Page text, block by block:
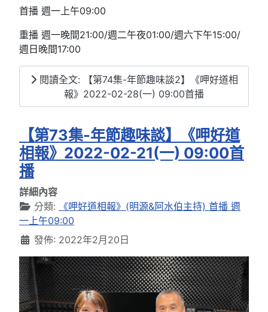
首播 週一上午09:00
重播 週一晚間21:00/週二午夜01:00/週六下午15:00/
週日晚間17:00
閱讀全文: 【第74集-年節趣味談2】《呷好道相
報》2022-02-28(一) 09:00首播
【第73集-年節趣味談】《呷好道
相報》2022-02-21(一) 09:00首
播
詳細內容
分類:
《呷好道相報》(明源&阿水伯主持) 首播 週
一上午09:00
發佈: 2022年2月20日